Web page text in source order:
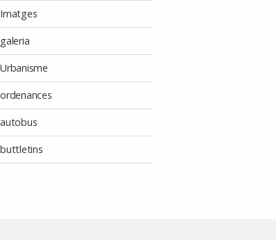
Imatges
galeria
Urbanisme
ordenances
autobus
buttletins